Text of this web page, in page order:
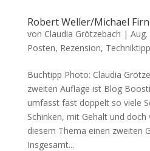
Robert Weller/Michael
von Claudia Grötzebach |
Posten, Rezension, Techniktipp
Buchtipp Photo: Claudia
zweiten Auf­lage ist Blog
umfasst fast doppelt so viele
Schinken, mit Gehalt und
diesem Thema einen zweiten
Insgesamt...